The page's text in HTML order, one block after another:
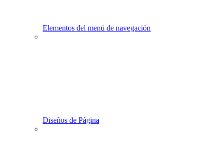
Elementos del menú de navegación
Diseños de Página